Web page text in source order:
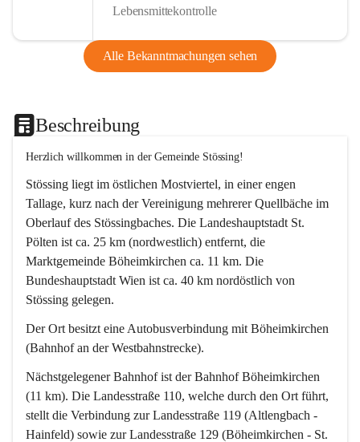
Lebensmittekontrolle
Alle Bekanntmachungen sehen
Beschreibung
Herzlich willkommen in der Gemeinde Stössing!
Stössing liegt im östlichen Mostviertel, in einer engen
Tallage, kurz nach der Vereinigung mehrerer Quellbäche im
Oberlauf des Stössingbaches. Die Landeshauptstadt St.
Pölten ist ca. 25 km (nordwestlich) entfernt, die
Marktgemeinde Böheimkirchen ca. 11 km. Die
Bundeshauptstadt Wien ist ca. 40 km nordöstlich von
Stössing gelegen.
Der Ort besitzt eine Autobusverbindung mit Böheimkirchen
(Bahnhof an der Westbahnstrecke).
Nächstgelegener Bahnhof ist der Bahnhof Böheimkirchen
(11 km). Die Landesstraße 110, welche durch den Ort führt,
stellt die Verbindung zur Landesstraße 119 (Altlengbach -
Hainfeld) sowie zur Landesstraße 129 (Böheimkirchen - St.